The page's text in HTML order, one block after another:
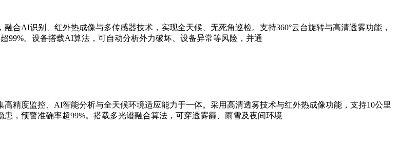
合AI识别、红外热成像与多传感器技术，实现全天候、无死角巡检。支持360°云台旋转与高清透雾功能，
99%。设备搭载AI算法，可自动分析外力破坏、设备异常等风险，并通
精度监控、AI智能分析与全天候环境适应能力于一体。采用高清透雾技术与红外热成像功能，支持10公里
，预警准确率超99%。搭载多光谱融合算法，可穿透雾霾、雨雪及夜间环境